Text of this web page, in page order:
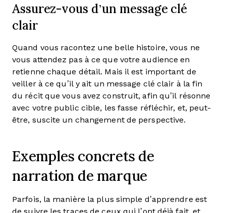
Assurez-vous d’un message clé
clair
Quand vous racontez une belle histoire, vous ne
vous attendez pas à ce que votre audience en
retienne chaque détail. Mais il est important de
veiller à ce qu’il y ait un message clé clair à la fin
du récit que vous avez construit, afin qu’il résonne
avec votre public cible, les fasse réfléchir, et, peut-
être, suscite un changement de perspective.
Exemples concrets de
narration de marque
Parfois, la manière la plus simple d’apprendre est
de suivre les traces de ceux qui l’ont déjà fait, et